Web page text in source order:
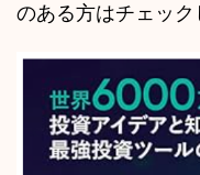
のある方はチェック